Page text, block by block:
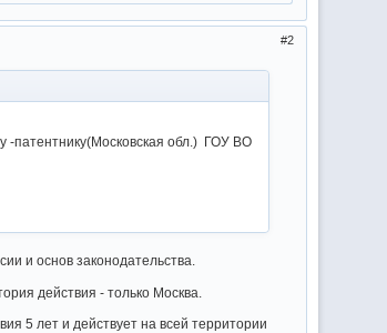
2
-патентнику(Московская обл.) ГОУ ВО
и основ законодательства.
действия - только Москва.
5 лет и действует на всей территории